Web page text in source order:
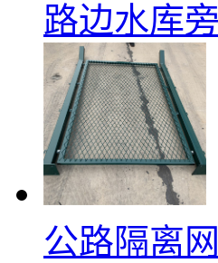
路边水库
公路隔离